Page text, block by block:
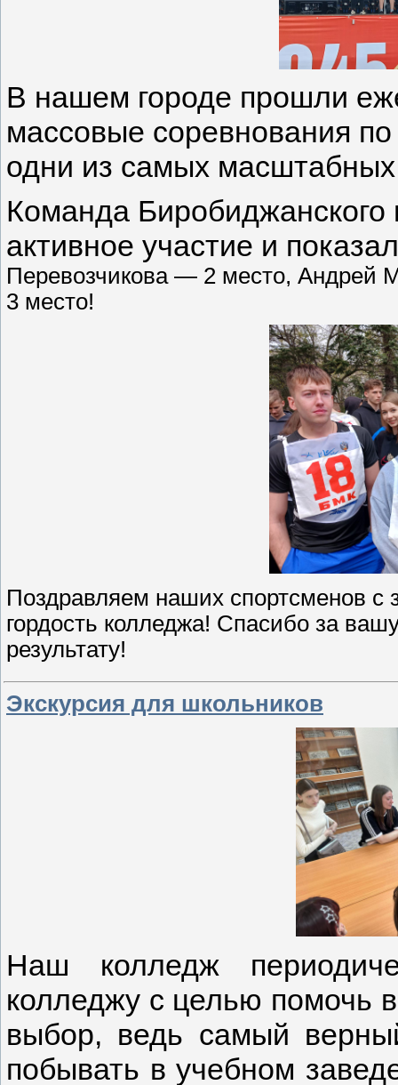
В нашем городе прошли
массовые соревнования
одни из самых масштабных
Команда Биробиджанского
активное участие и
Перевозчикова — 2 место, Андрей
3 место!
Поздравляем наших спортсменов
гордость колледжа! Спасибо за
результату!
Экскурсия для школьников
Наш колледж
колледжу с целью помочь
выбор, ведь самый
побывать в учебном